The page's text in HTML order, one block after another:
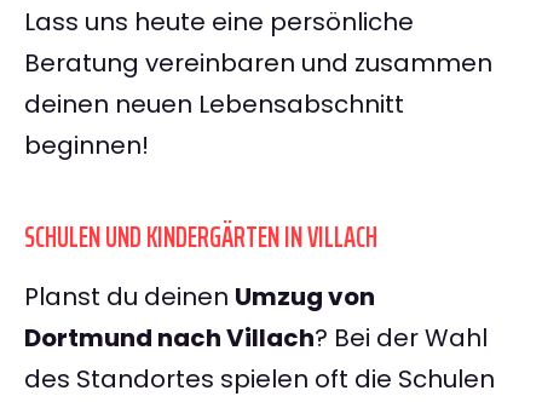
Lass uns heute eine persönliche
Beratung vereinbaren und zusammen
deinen neuen Lebensabschnitt
beginnen!
SCHULEN UND KINDERGÄRTEN IN VILLACH
Planst du deinen Umzug von
Dortmund nach Villach? Bei der Wahl
des Standortes spielen oft die Schulen